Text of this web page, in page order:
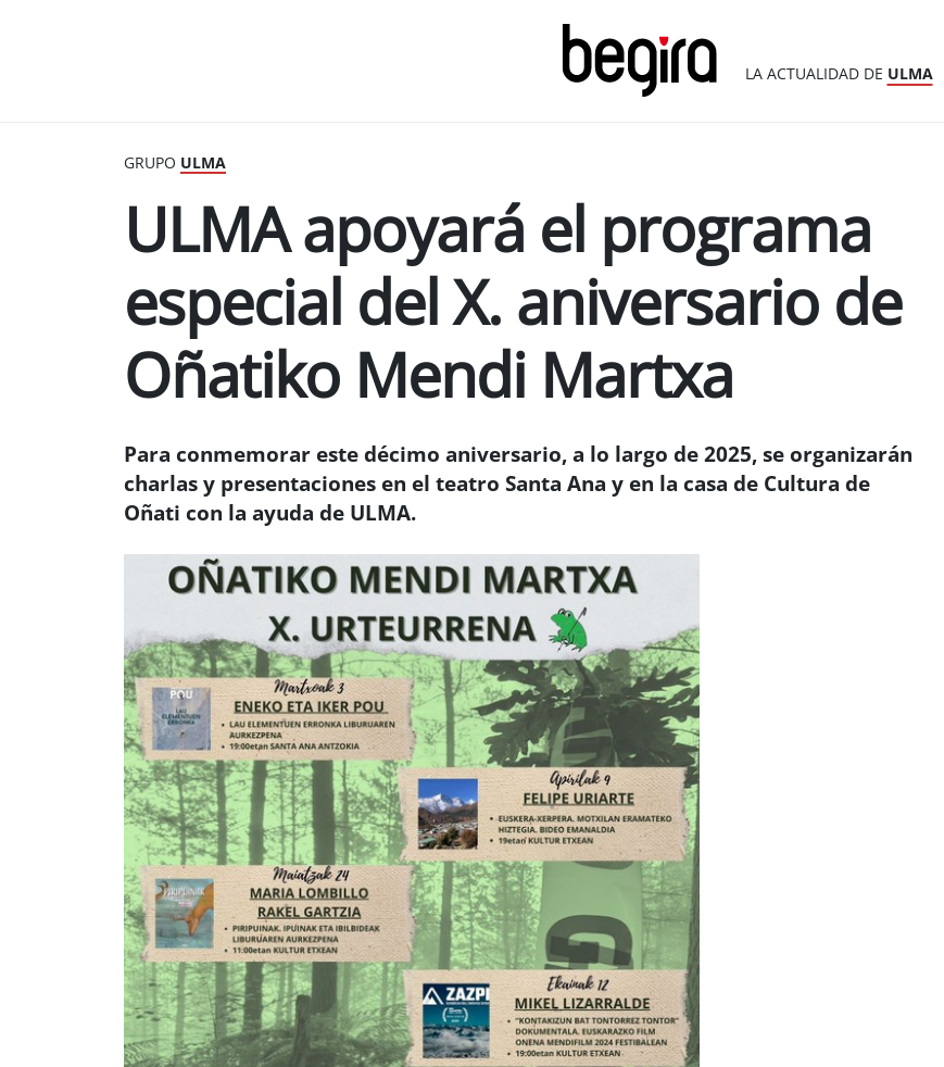
LA ACTUALIDAD DE ULMA
GRUPO ULMA
ULMA apoyará el programa
especial del X. aniversario de
Oñatiko Mendi Martxa
Para conmemorar este décimo aniversario, a lo largo de 2025, se organizarán
charlas y presentaciones en el teatro Santa Ana y en la casa de Cultura de
Oñati con la ayuda de ULMA.